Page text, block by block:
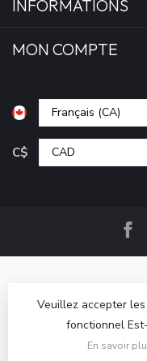
INFORMATIONS
MON COMPTE
C$
© Copyright 2026
Veuillez accepter
fonctionnel
En savoir